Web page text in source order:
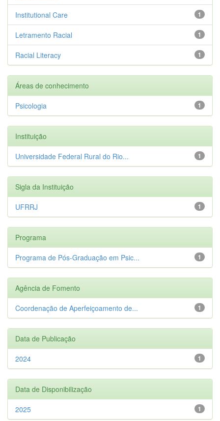
1
Institutional Care
1
Letramento Racial
1
Racial Literacy
Áreas de conhecimento
1
Psicologia
Instituição
1
Universidade Federal Rural do Rio...
Sigla da Instituição
1
UFRRJ
Programa
1
Programa de Pós-Graduação em Psic...
Agência de Fomento
1
Coordenação de Aperfeiçoamento de...
Data de Publicação
1
2024
Data de Disponibilização
1
2025